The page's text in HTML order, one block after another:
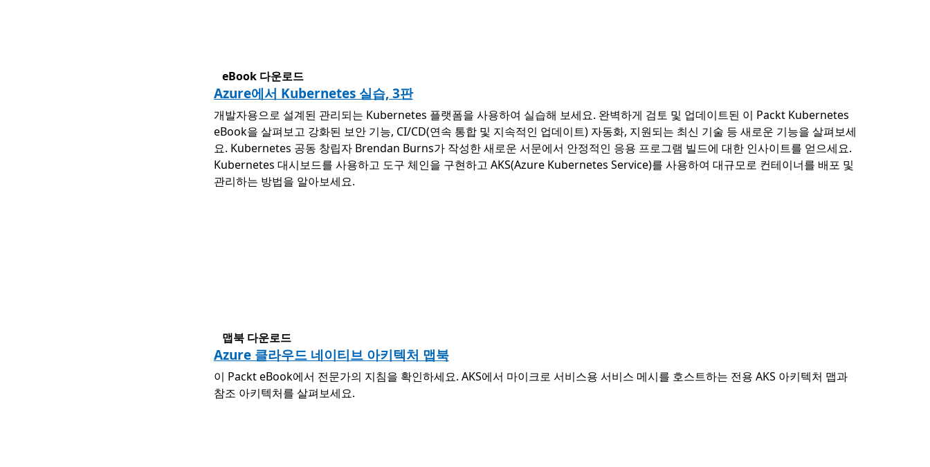
eBook 다운로드
Azure에서 Kubernetes 실습, 3판
개발자용으로 설계된 관리되는 Kubernetes 플랫폼을 사용하여 실습해 보세요. 완벽하게 검토 및 업데이트된 이 Packt Kubernetes
eBook을 살펴보고 강화된 보안 기능, CI/CD(연속 통합 및 지속적인 업데이트) 자동화, 지원되는 최신 기술 등 새로운 기능을 살펴보세
요. Kubernetes 공동 창립자 Brendan Burns가 작성한 새로운 서문에서 안정적인 응용 프로그램 빌드에 대한 인사이트를 얻으세요.
Kubernetes 대시보드를 사용하고 도구 체인을 구현하고 AKS(Azure Kubernetes Service)를 사용하여 대규모로 컨테이너를 배포 및
관리하는 방법을 알아보세요.
맵북 다운로드
Azure 클라우드 네이티브 아키텍처 맵북
이 Packt eBook에서 전문가의 지침을 확인하세요. AKS에서 마이크로 서비스용 서비스 메시를 호스트하는 전용 AKS 아키텍처 맵과
참조 아키텍처를 살펴보세요.